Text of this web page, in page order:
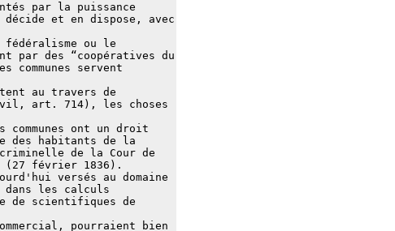
par la puissance
décide et en dispose, avec
fédéralisme ou le
par des “coopératives du
servent
au travers de
art. 714), les choses
ont un droit
des habitants de la
criminelle de la Cour de
(27 février 1836).
versés au domaine
dans les calculs
de scientifiques de
pourraient bien